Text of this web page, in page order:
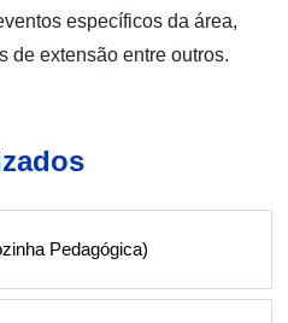
específicos da área,
de extensão entre outros.
Pedagógica)